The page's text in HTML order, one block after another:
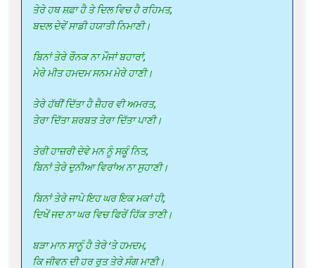
ਤੇਰੇ ਹਥ ਸ਼ਫ਼ਾ ਹੈ ਤੇ ਦਿਲ ਵਿਚ ਹੈ ਰਹਿਮਤ,
ਬਦਲ ਦੇਵੇਂ ਸਾਡੀ ਹਯਾਤੀ ਨਿਮਾਣੀ।
ਬਿਨਾਂ ਤੇਰੇ ਰੌਨਕ ਨਾ ਮੌਜਾਂ ਬਹਾਰਾਂ,
ਮੇਰੇ ਮੀਤ ਹਮਦਮ ਸਨਮ ਮੇਰੇ ਹਾਣੀ।
ਤੇਰੇ ਹੱਥੀਂ ਦਿੱਤਾ ਹੈ ਜ਼ੈਹਰ ਵੀ ਅਮਰਤ,
ਤੇਰਾ ਦਿੱਤਾ ਸ਼ਰਬਤ ਤੇਰਾ ਦਿੱਤਾ ਪਾਣੀ।
ਤੇਰੀ ਹਾਜ਼ਰੀ ਦੇਵੇ ਮਨ ਨੂੰ ਸਕੂੰ ਨਿਤ,
ਬਿਨਾਂ ਤੇਰੇ ਦੁਨੀਆ ਵਿਰਾਂਅ ਨਾ ਸੁਹਾਣੀ।
ਬਿਨਾਂ ਤੇਰੇ ਜਾਪੇ ਇਹ ਘਰ ਇਕ ਮਕਾਂ ਹੀ,
ਦਿਖੇਂ ਜਦ ਨਾ ਘਰ ਵਿਚ ਫਿਰੇਂ ਹਿੱਕ ਤਾਣੀ।
ਬੜਾ ਮਾਨ ਸਾਨੁੂੰ ਹੈ ਤੇਰੇ ‘ਤੇ ਹਮਦਮ,
ਕਿ ਜੀਵਨ ਦੀ ਹਰ ਰੁਤ ਤੇਰੇ ਸੰਗ ਮਾਣੀ।